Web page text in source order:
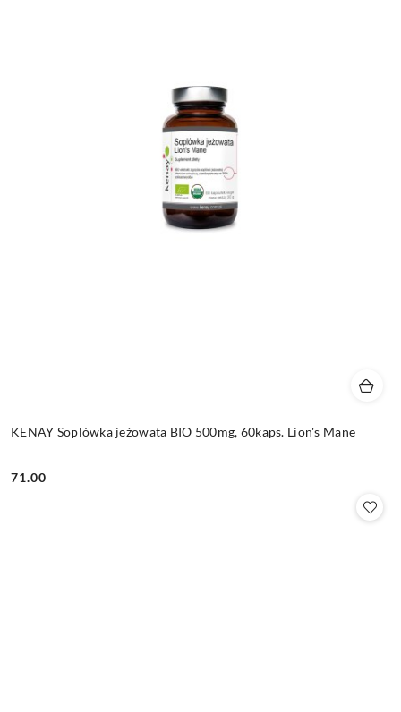
KENAY Soplówka jeżowata BIO 500mg, 60kaps. Lion's Mane
Cena:
71.00